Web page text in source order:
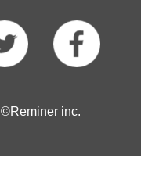
©Reminer inc.